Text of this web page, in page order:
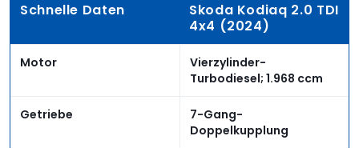
Schnelle Daten
Skoda Kodiaq 2.0 TDI
4x4 (2024)
Motor
Vierzylinder-
Turbodiesel; 1.968 ccm
Getriebe
7-Gang-
Doppelkupplung